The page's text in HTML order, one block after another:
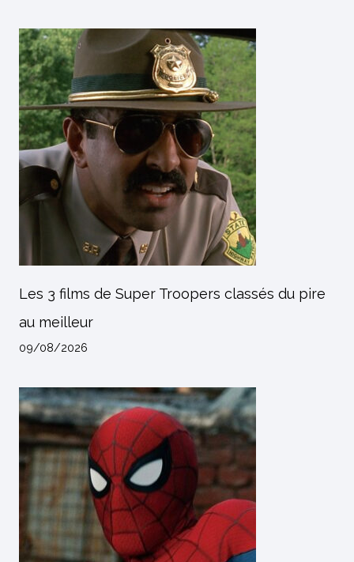
Les 3 films de Super Troopers classés du pire
au meilleur
09/08/2026